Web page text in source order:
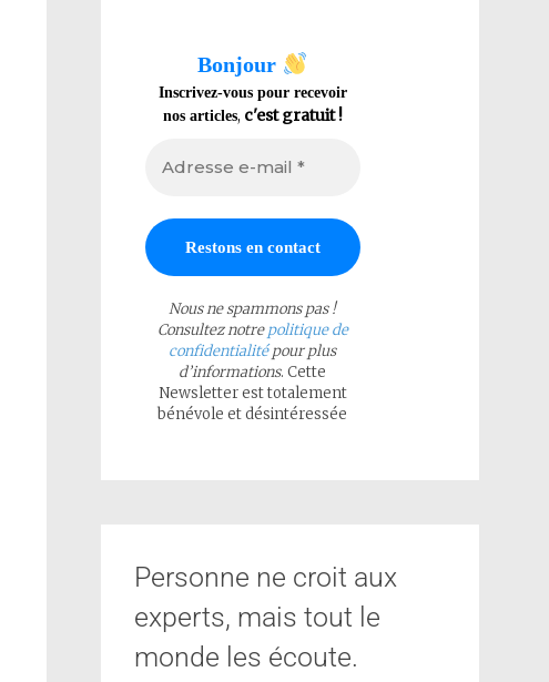
Bonjour
Inscrivez-vous pour recevoir
nos articles, c'est gratuit !
Nous ne spammons pas !
Consultez notrepolitique de
confidentialitépour plus
d’informations. Cette
Newsletter est totalement
bénévole et désintéressée
Personne ne croit aux
experts, mais tout le
monde les écoute.